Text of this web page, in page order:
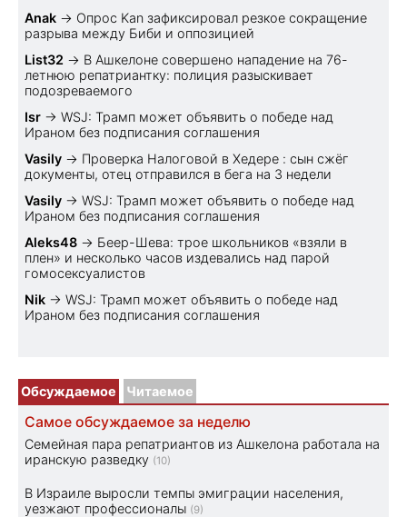
Anak → Опрос Kan зафиксировал резкое сокращение
разрыва между Биби и оппозицией
List32 → В Ашкелоне совершено нападение на 76-
летнюю репатриантку: полиция разыскивает
подозреваемого
Isr → WSJ: Трамп может объявить о победе над
Ираном без подписания соглашения
Vasily → Проверка Налоговой в Хедере : сын сжёг
документы, отец отправился в бега на 3 недели
Vasily → WSJ: Трамп может объявить о победе над
Ираном без подписания соглашения
Aleks48 → Беер-Шева: трое школьников «взяли в
плен» и несколько часов издевались над парой
гомосексуалистов
Nik → WSJ: Трамп может объявить о победе над
Ираном без подписания соглашения
Обсуждаемое Читаемое
Самое обсуждаемое за неделю
Семейная пара репатриантов из Ашкелона работала на
иранскую разведку (10)
В Израиле выросли темпы эмиграции населения,
уезжают профессионалы (9)